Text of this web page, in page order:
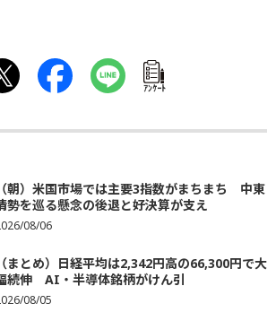
ｱﾝｹｰﾄ
（朝）米国市場では主要3指数がまちまち 中東
勢を巡る懸念の後退と好決算が支え
08/06
（まとめ）日経平均は2,342円高の66,300円で大
続伸 AI・半導体銘柄がけん引
08/05